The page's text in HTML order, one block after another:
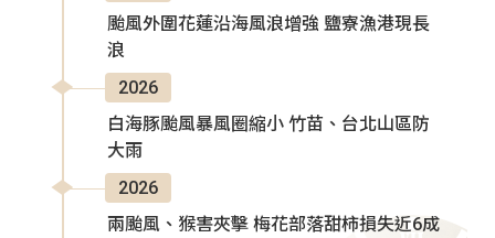
颱風外圍花蓮沿海風浪增強 鹽寮漁港現長
浪
2026
白海豚颱風暴風圈縮小 竹苗、台北山區防
大雨
2026
兩颱風、猴害夾擊 梅花部落甜柿損失近6成